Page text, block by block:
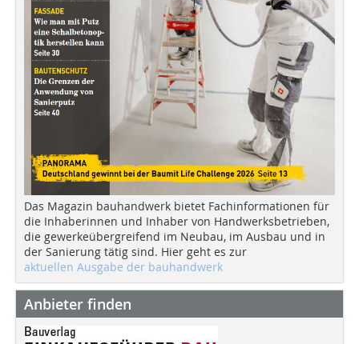
Das Magazin bauhandwerk bietet Fachinformationen für
die Inhaberinnen und Inhaber von Handwerksbetrieben,
die gewerkeübergreifend im Neubau, im Ausbau und in
der Sanierung tätig sind. Hier geht es zur
aktuellen Ausgabe der bauhandwerk
Anbieter finden